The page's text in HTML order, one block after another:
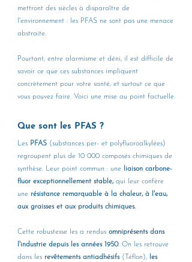
mettront des siècles à disparaître de
l'environnement : les PFAS ne sont pas une menace
abstraite.
Pourtant, entre alarmisme et déni, il est difficile de
savoir ce que ces substances impliquent
concrètement pour votre santé, et surtout ce que
vous pouvez faire. Voici une mise au point factuelle.
Que sont les PFAS ?
Les PFAS (substances per- et polyfluoroalkylées)
regroupent plus de 10 000 composés chimiques de
synthèse. Leur point commun : une liaison carbone-
fluor exceptionnellement stable, qui leur confère
une résistance remarquable à la chaleur, à l'eau,
aux graisses et aux produits chimiques.
Cette robustesse les a rendus omniprésents dans
l'industrie depuis les années 1950. On les retrouve
dans les revêtements antiadhésifs (Téflon), les